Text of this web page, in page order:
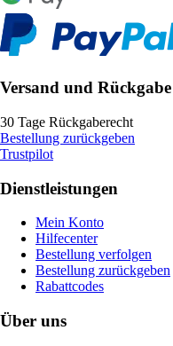
Versand und Rückgabe
30 Tage Rückgaberecht
Bestellung zurückgeben
Trustpilot
Dienstleistungen
Mein Konto
Hilfecenter
Bestellung verfolgen
Bestellung zurückgeben
Rabattcodes
Über uns